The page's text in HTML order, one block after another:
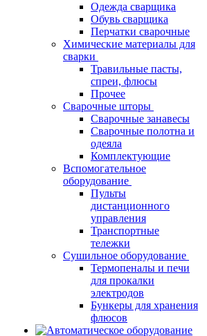
Одежда сварщика
Обувь сварщика
Перчатки сварочные
Химические материалы для
сварки
Травильные пасты,
спреи, флюсы
Прочее
Сварочные шторы
Сварочные занавесы
Сварочные полотна и
одеяла
Комплектующие
Вспомогательное
оборудование
Пульты
дистанционного
управления
Транспортные
тележки
Сушильное оборудование
Термопеналы и печи
для прокалки
электродов
Бункеры для хранения
флюсов